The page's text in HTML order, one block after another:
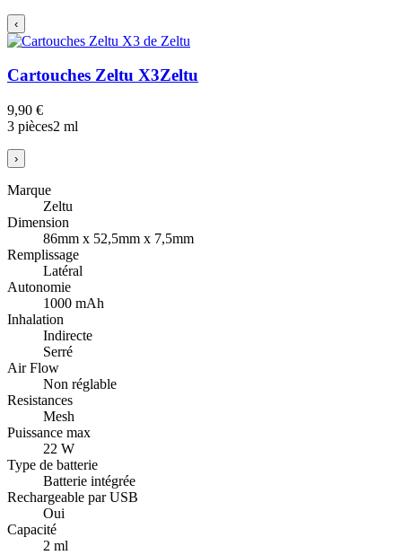
‹
Cartouches Zeltu X3Zeltu
9,90 €
3 pièces2 ml
›
Marque
Zeltu
Dimension
86mm x 52,5mm x 7,5mm
Remplissage
Latéral
Autonomie
1000 mAh
Inhalation
Indirecte
Serré
Air Flow
Non réglable
Resistances
Mesh
Puissance max
22 W
Type de batterie
Batterie intégrée
Rechargeable par USB
Oui
Capacité
2 ml